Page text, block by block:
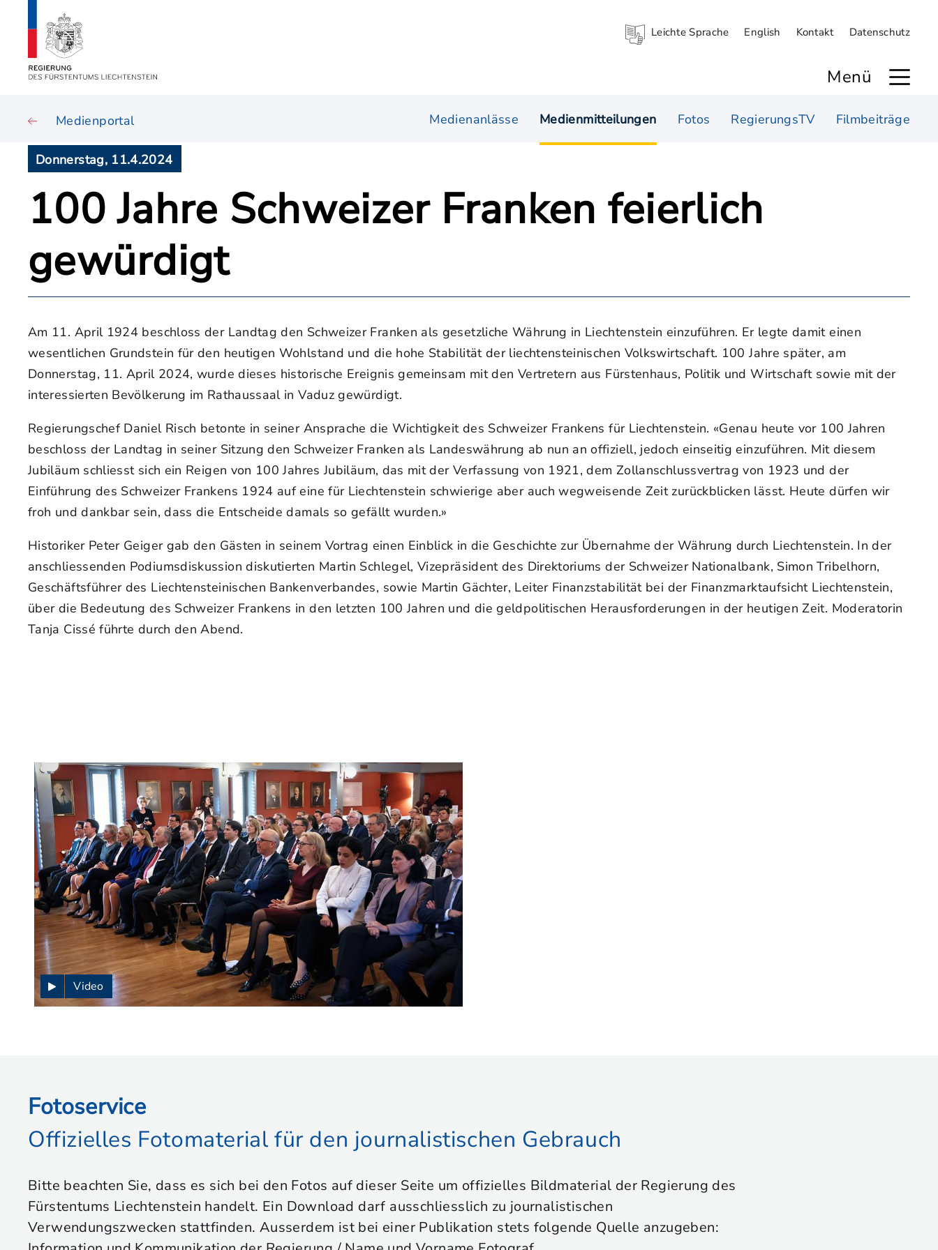
Leichte Sprache English Kontakt Datenschutz
Menü
Medienportal Medienanlässe Medienmitteilungen Fotos RegierungsTV Filmbeiträge
Donnerstag, 11.4.2024
100 Jahre Schweizer Franken feierlich
gewürdigt
Am 11. April 1924 beschloss der Landtag den Schweizer Franken als gesetzliche Währung in Liechtenstein einzuführen. Er legte damit einen
wesentlichen Grundstein für den heutigen Wohlstand und die hohe Stabilität der liechtensteinischen Volkswirtschaft. 100 Jahre später, am
Donnerstag, 11. April 2024, wurde dieses historische Ereignis gemeinsam mit den Vertretern aus Fürstenhaus, Politik und Wirtschaft sowie mit der
interessierten Bevölkerung im Rathaussaal in Vaduz gewürdigt.
Regierungschef Daniel Risch betonte in seiner Ansprache die Wichtigkeit des Schweizer Frankens für Liechtenstein. «Genau heute vor 100 Jahren
beschloss der Landtag in seiner Sitzung den Schweizer Franken als Landeswährung ab nun an offiziell, jedoch einseitig einzuführen. Mit diesem
Jubiläum schliesst sich ein Reigen von 100 Jahres Jubiläum, das mit der Verfassung von 1921, dem Zollanschlussvertrag von 1923 und der
Einführung des Schweizer Frankens 1924 auf eine für Liechtenstein schwierige aber auch wegweisende Zeit zurückblicken lässt. Heute dürfen wir
froh und dankbar sein, dass die Entscheide damals so gefällt wurden.»
Historiker Peter Geiger gab den Gästen in seinem Vortrag einen Einblick in die Geschichte zur Übernahme der Währung durch Liechtenstein. In der
anschliessenden Podiumsdiskussion diskutierten Martin Schlegel, Vizepräsident des Direktoriums der Schweizer Nationalbank, Simon Tribelhorn,
Geschäftsführer des Liechtensteinischen Bankenverbandes, sowie Martin Gächter, Leiter Finanzstabilität bei der Finanzmarktaufsicht Liechtenstein,
über die Bedeutung des Schweizer Frankens in den letzten 100 Jahren und die geldpolitischen Herausforderungen in der heutigen Zeit. Moderatorin
Tanja Cissé führte durch den Abend.
Video
Fotoservice
Offizielles Fotomaterial für den journalistischen Gebrauch
Bitte beachten Sie, dass es sich bei den Fotos auf dieser Seite um offizielles Bildmaterial der Regierung des
Fürstentums Liechtenstein handelt. Ein Download darf ausschliesslich zu journalistischen
Verwendungszwecken stattfinden. Ausserdem ist bei einer Publikation stets folgende Quelle anzugeben: